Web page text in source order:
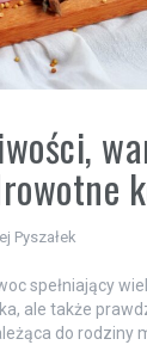
Pyszałek
spełniający
ale także
do rodziny